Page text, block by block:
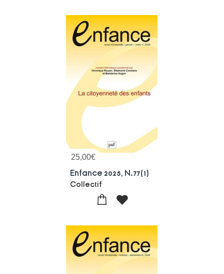
25,00€
Enfance 2025, N.77(1)
Collectif